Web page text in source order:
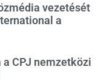
vezetését
a
CPJ nemzetközi